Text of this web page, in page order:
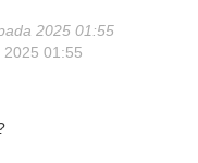
2025 01:55
01:55